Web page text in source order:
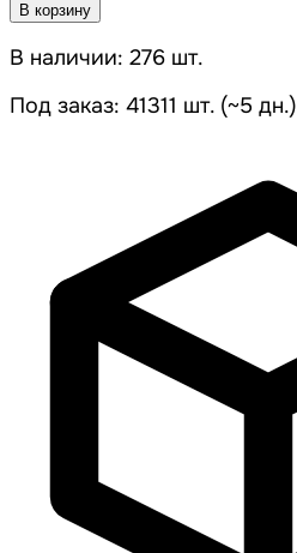
В корзину
В наличии: 276 шт.
Под заказ: 41311 шт. (~5 дн.)